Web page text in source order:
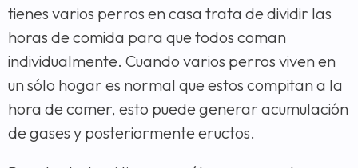
tienes varios perros en casa trata de dividir las
horas de comida para que todos coman
individualmente. Cuando varios perros viven en
un sólo hogar es normal que estos compitan a la
hora de comer, esto puede generar acumulación
de gases y posteriormente eructos.